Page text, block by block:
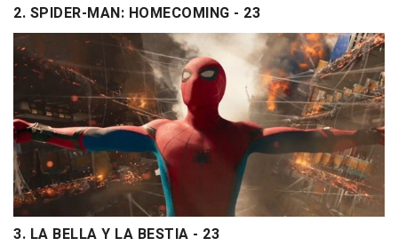
2. SPIDER-MAN: HOMECOMING - 23
3. LA BELLA Y LA BESTIA - 23